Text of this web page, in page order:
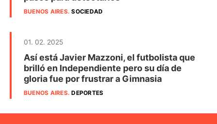
BUENOS AIRES.SOCIEDAD
01. 02. 2025
Así está Javier Mazzoni, el futbolista que
brilló en Independiente pero su día de
gloria fue por frustrar a Gimnasia
BUENOS AIRES.DEPORTES